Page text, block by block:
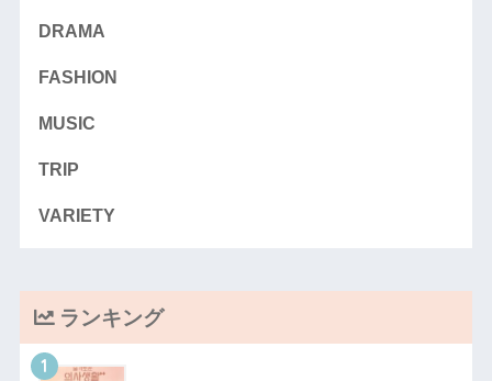
DRAMA
FASHION
MUSIC
TRIP
VARIETY
ランキング
1